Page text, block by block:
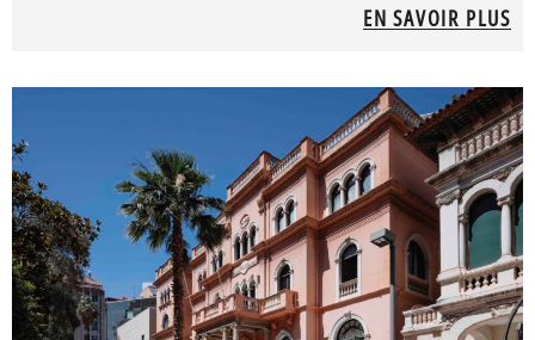
EN SAVOIR PLUS